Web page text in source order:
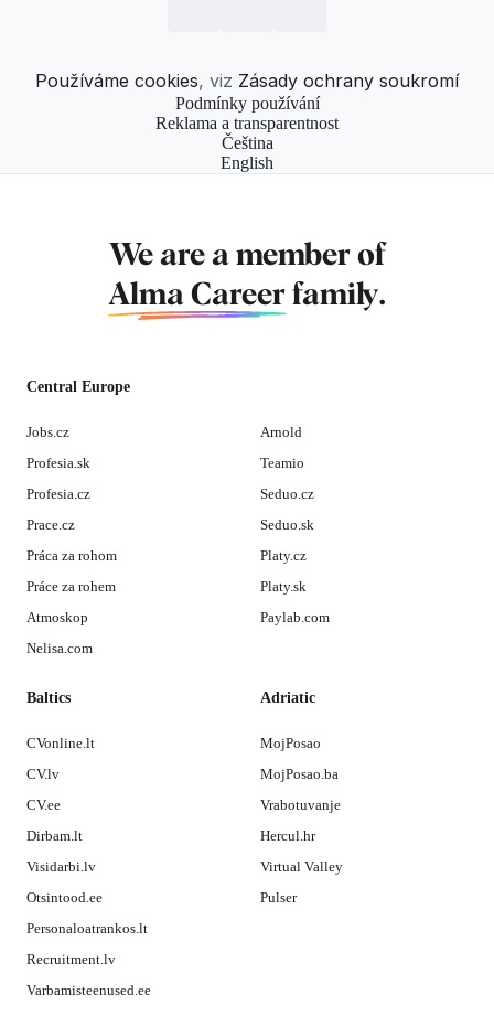
Používáme cookies, viz Zásady ochrany soukromí
Podmínky používání
Reklama a transparentnost
Čeština
English
We are a member of
Alma Career family.
Central Europe
Jobs.cz
Profesia.sk
Profesia.cz
Prace.cz
Práca za rohom
Práce za rohem
Atmoskop
Nelisa.com
Arnold
Teamio
Seduo.cz
Seduo.sk
Platy.cz
Platy.sk
Paylab.com
Baltics
CVonline.lt
CV.lv
CV.ee
Dirbam.lt
Visidarbi.lv
Otsintood.ee
Personaloatrankos.lt
Recruitment.lv
Varbamisteenused.ee
Adriatic
MojPosao
MojPosao.ba
Vrabotuvanje
Hercul.hr
Virtual Valley
Pulser